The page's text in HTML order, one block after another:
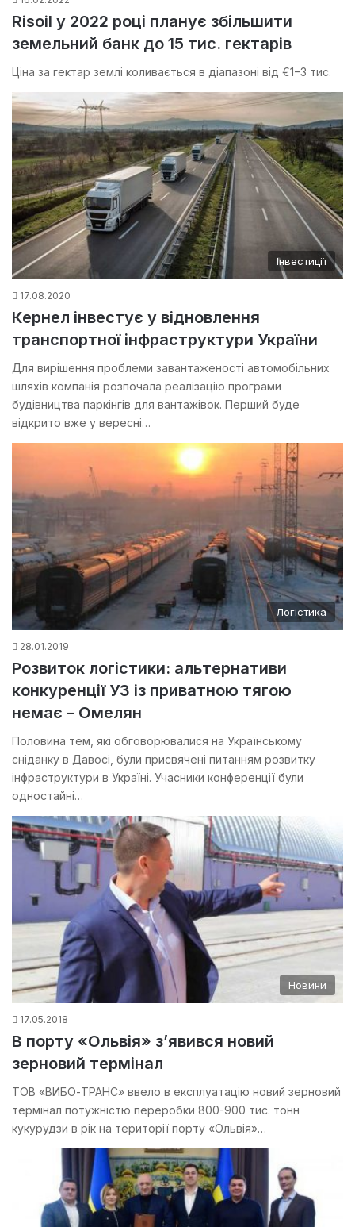
Risoil у 2022 році планує збільшити
земельний банк до 15 тис. гектарів
Ціна за гектар землі коливається в діапазоні від €1−3 тис.
Інвестиції
17.08.2020
Кернел інвестує у відновлення
транспортної інфраструктури України
Для вирішення проблеми завантаженості автомобільних
шляхів компанія розпочала реалізацію програми
будівництва паркінгів для вантажівок. Перший буде
відкрито вже у вересні…
Логістика
28.01.2019
Розвиток логістики: альтернативи
конкуренції УЗ із приватною тягою
немає – Омелян
Половина тем, які обговорювалися на Українському
сніданку в Давосі, були присвячені питанням розвитку
інфраструктури в Україні. Учасники конференції були
одностайні…
Новини
17.05.2018
В порту «Ольвія» з’явився новий
зерновий термінал
ТОВ «ВИБО-ТРАНС» ввело в експлуатацію новий зерновий
термінал потужністю переробки 800-900 тис. тонн
кукурудзи в рік на території порту «Ольвія»…